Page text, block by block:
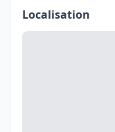
Localisation